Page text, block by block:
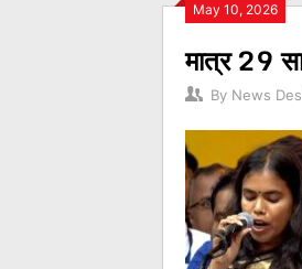
May 10, 2026
मात्र 29
By News